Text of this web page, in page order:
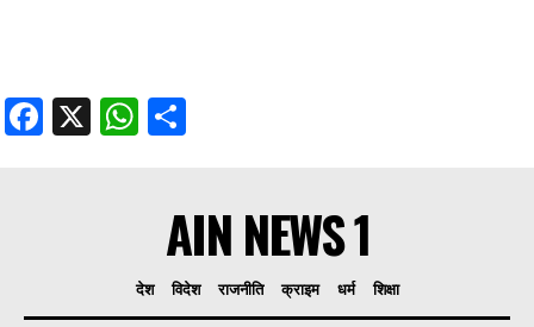
Facebook
X WhatsApp
AIN NEWS 1
देश विदेश राजनीति क्राइम धर्म शिक्षा